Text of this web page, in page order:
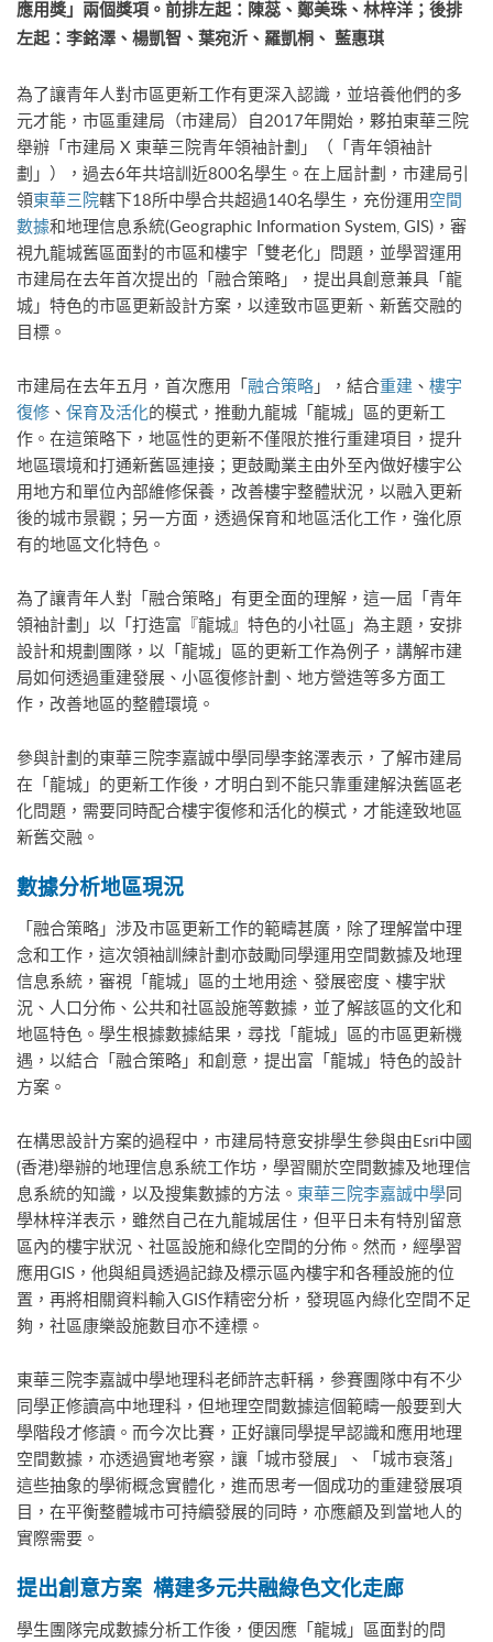
應用獎」兩個獎項。前排左起：陳蕊、鄭美珠、林梓洋；後排
左起：李銘澤、楊凱智、葉宛沂、羅凱桐、 藍惠琪
為了讓青年人對市區更新工作有更深入認識，並培養他們的多
元才能，市區重建局（市建局）自2017年開始，夥拍東華三院
舉辦「市建局 X 東華三院青年領袖計劃」（「青年領袖計
劃」），過去6年共培訓近800名學生。在上屆計劃，市建局引
領東華三院轄下18所中學合共超過140名學生，充份運用空間
數據和地理信息系統(Geographic Information System, GIS)，審
視九龍城舊區面對的市區和樓宇「雙老化」問題，並學習運用
市建局在去年首次提出的「融合策略」，提出具創意兼具「龍
城」特色的市區更新設計方案，以達致市區更新、新舊交融的
目標。
市建局在去年五月，首次應用「融合策略 」，結合重建 、 樓宇
復修 、 保育及活化的模式，推動九龍城「龍城」區的更新工
作。在這策略下，地區性的更新不僅限於推行重建項目，提升
地區環境和打通新舊區連接；更鼓勵業主由外至內做好樓宇公
用地方和單位內部維修保養，改善樓宇整體狀況，以融入更新
後的城市景觀；另一方面，透過保育和地區活化工作，強化原
有的地區文化特色。
為了讓青年人對「融合策略」有更全面的理解，這一屆「青年
領袖計劃」以「打造富『龍城』特色的小社區」為主題，安排
設計和規劃團隊，以「龍城」區的更新工作為例子，講解市建
局如何透過重建發展、小區復修計劃、地方營造等多方面工
作，改善地區的整體環境。
參與計劃的東華三院李嘉誠中學同學李銘澤表示，了解市建局
在「龍城」的更新工作後，才明白到不能只靠重建解決舊區老
化問題，需要同時配合樓宇復修和活化的模式，才能達致地區
新舊交融。
數據分析地區現況
「融合策略」涉及市區更新工作的範疇甚廣，除了理解當中理
念和工作，這次領袖訓練計劃亦鼓勵同學運用空間數據及地理
信息系統，審視「龍城」區的土地用途、發展密度、樓宇狀
況、人口分佈、公共和社區設施等數據，並了解該區的文化和
地區特色。學生根據數據結果，尋找「龍城」區的市區更新機
遇，以結合「融合策略」和創意，提出富「龍城」特色的設計
方案。
在構思設計方案的過程中，市建局特意安排學生參與由Esri中國
(香港)舉辦的地理信息系統工作坊，學習關於空間數據及地理信
息系統的知識，以及搜集數據的方法。 東華三院李嘉誠中學同
學林梓洋表示，雖然自己在九龍城居住，但平日未有特別留意
區內的樓宇狀況、社區設施和綠化空間的分佈。然而，經學習
應用GIS，他與組員透過記錄及標示區內樓宇和各種設施的位
置，再將相關資料輸入GIS作精密分析，發現區內綠化空間不足
夠，社區康樂設施數目亦不達標。
東華三院李嘉誠中學地理科老師許志軒稱，參賽團隊中有不少
同學正修讀高中地理科，但地理空間數據這個範疇一般要到大
學階段才修讀。而今次比賽，正好讓同學提早認識和應用地理
空間數據，亦透過實地考察，讓「城市發展」、「城市衰落」
這些抽象的學術概念實體化，進而思考一個成功的重建發展項
目，在平衡整體城市可持續發展的同時，亦應顧及到當地人的
實際需要。
提出創意方案 構建多元共融綠色文化走廊
學生團隊完成數據分析工作後，便因應「龍城」區面對的問